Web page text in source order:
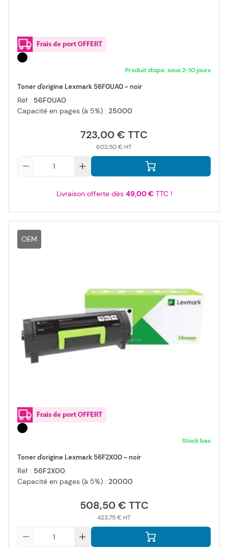
Produit dispo. sous 2-10 jours
Toner d'origine Lexmark 56F0UA0 - noir
Réf : 56F0UA0
Capacité en pages (à 5%) : 25000
723,00 €
602,50 €
Livraison offerte dès 49,00 €TTC !
OEM
Stock bas
Toner d'origine Lexmark 56F2X00 - noir
Réf : 56F2X00
Capacité en pages (à 5%) : 20000
508,50 €
423,75 €